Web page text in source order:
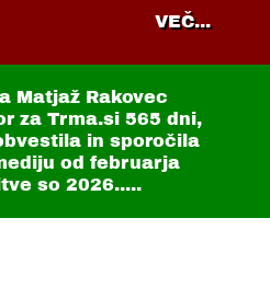
VEČ...
Matjaž Rakovec
za Trma.si 565 dni,
in sporočila
od februarja
so 2026.....